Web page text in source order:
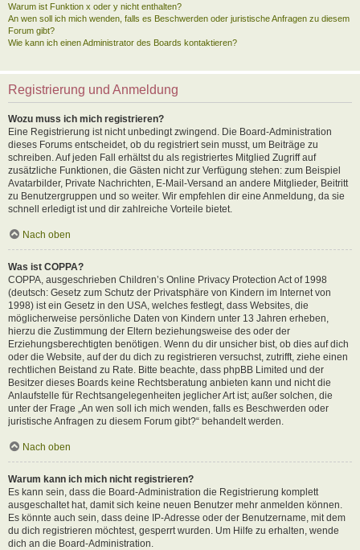
Warum ist Funktion x oder y nicht enthalten?
An wen soll ich mich wenden, falls es Beschwerden oder juristische Anfragen zu diesem
Forum gibt?
Wie kann ich einen Administrator des Boards kontaktieren?
Registrierung und Anmeldung
Wozu muss ich mich registrieren?
Eine Registrierung ist nicht unbedingt zwingend. Die Board-Administration
dieses Forums entscheidet, ob du registriert sein musst, um Beiträge zu
schreiben. Auf jeden Fall erhältst du als registriertes Mitglied Zugriff auf
zusätzliche Funktionen, die Gästen nicht zur Verfügung stehen: zum Beispiel
Avatarbilder, Private Nachrichten, E-Mail-Versand an andere Mitglieder, Beitritt
zu Benutzergruppen und so weiter. Wir empfehlen dir eine Anmeldung, da sie
schnell erledigt ist und dir zahlreiche Vorteile bietet.
Nach oben
Was ist COPPA?
COPPA, ausgeschrieben Children’s Online Privacy Protection Act of 1998
(deutsch: Gesetz zum Schutz der Privatsphäre von Kindern im Internet von
1998) ist ein Gesetz in den USA, welches festlegt, dass Websites, die
möglicherweise persönliche Daten von Kindern unter 13 Jahren erheben,
hierzu die Zustimmung der Eltern beziehungsweise des oder der
Erziehungsberechtigten benötigen. Wenn du dir unsicher bist, ob dies auf dich
oder die Website, auf der du dich zu registrieren versuchst, zutrifft, ziehe einen
rechtlichen Beistand zu Rate. Bitte beachte, dass phpBB Limited und der
Besitzer dieses Boards keine Rechtsberatung anbieten kann und nicht die
Anlaufstelle für Rechtsangelegenheiten jeglicher Art ist; außer solchen, die
unter der Frage „An wen soll ich mich wenden, falls es Beschwerden oder
juristische Anfragen zu diesem Forum gibt?“ behandelt werden.
Nach oben
Warum kann ich mich nicht registrieren?
Es kann sein, dass die Board-Administration die Registrierung komplett
ausgeschaltet hat, damit sich keine neuen Benutzer mehr anmelden können.
Es könnte auch sein, dass deine IP-Adresse oder der Benutzername, mit dem
du dich registrieren möchtest, gesperrt wurden. Um Hilfe zu erhalten, wende
dich an die Board-Administration.